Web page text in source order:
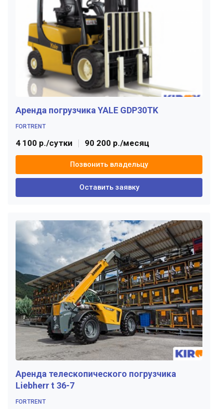
Аренда погрузчика YALE GDP30TK
FORTRENT
4 100 р./сутки 90 200 р./месяц
Позвонить владельцу
Оставить заявку
Аренда телескопического погрузчика
Liebherr t 36-7
FORTRENT